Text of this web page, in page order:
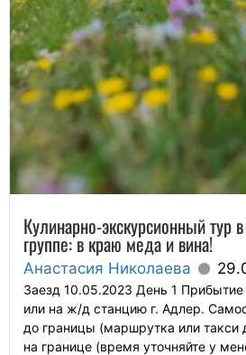
Кулинарно-экскурсионный тур
группе: в краю меда и вина!
Анастасия Николаева
Заезд 10.05.2023 День 1
или на ж/д станцию г. Адлер.
до границы (маршрутка или
на границе (время уточняйте у